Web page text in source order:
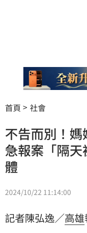
首頁 社會
不告而別！
急報案「隔
體
2024/10/22 11:14:00
記者陳弘逸／高雄